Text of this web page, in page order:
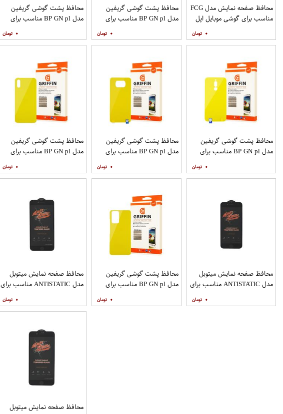
محافظ صفحه نمایش مدل FCG
مناسب برای گوشی موبایل اپل
عددی
۰
محافظ پشت گوشی گریفین
مدل BP GN pl مناسب برای
Galaxy S20 Plus
۰
محافظ پشت گوشی گریفین
مدل BP GN pl مناسب برای
Galaxy S20 Ultra
۰
محافظ پشت گوشی گریفین
مدل BP GN pl مناسب برای
۰
محافظ پشت گوشی گریفین
مدل BP GN pl مناسب برای
۰
محافظ پشت گوشی گریفین
مدل BP GN pl مناسب برای
9A
۰
محافظ صفحه نمایش میتوبل
مدل ANTISTATIC مناسب برای
۰
محافظ پشت گوشی گریفین
مدل BP GN pl مناسب برای
گوشی موبایل شیائومی Redmi
Note 10 Pro
۰
محافظ صفحه نمایش میتوبل
مدل ANTISTATIC مناسب برای
PLUS
۰
محافظ صفحه نمایش میتوبل